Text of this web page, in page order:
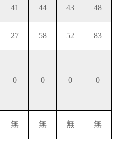
41 44 43 48
27 58 52 83
0 0 0 0
無 無 無 無